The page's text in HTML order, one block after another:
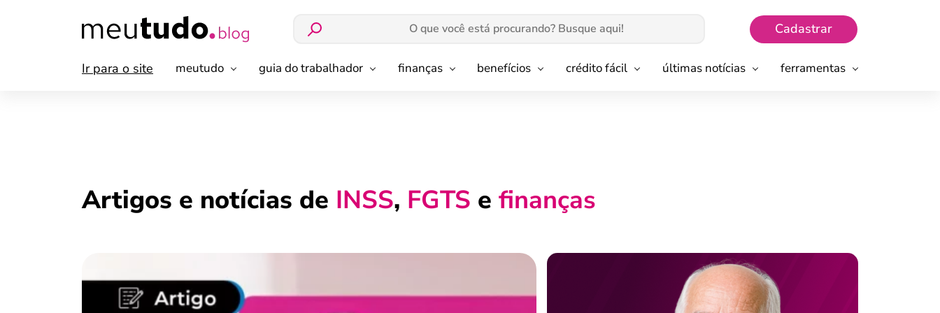
Cadastrar
Ir para o site meutudo guia do trabalhador finanças benefícios crédito fácil últimas notícias ferramentas
Artigos e notícias de INSS, FGTS e finanças